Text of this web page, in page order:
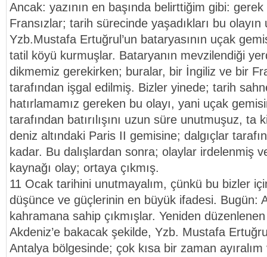
Ancak: yazının en başında belirttiğim gibi:
Fransızlar; tarih sürecinde yaşadıkları bu olayın
Yzb.Mustafa Ertuğrul’un bataryasının uçak
tatil köyü kurmuşlar. Bataryanın mevzilendiği
dikmemiz gerekirken; buralar, bir İngiliz ve bir
tarafından işgal edilmiş. Bizler yinede; tarih
hatırlamamız gereken bu olayı, yani uçak
tarafından batırılışını uzun süre unutmuşuz, ta
deniz altındaki Paris II gemisine; dalgıçlar
kadar. Bu dalışlardan sonra; olaylar irdelenmiş
kaynağı olay; ortaya çıkmış.
11 Ocak tarihini unutmayalım, çünkü bu bizler
düşünce ve güçlerinin en büyük ifadesi. Bugün:
kahramana sahip çıkmışlar. Yeniden
Akdeniz’e bakacak şekilde, Yzb. Mustafa
Antalya bölgesinde; çok kısa bir zaman ayıralım